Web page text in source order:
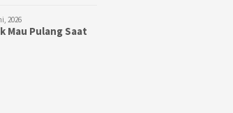
2026
Mau Pulang Saat